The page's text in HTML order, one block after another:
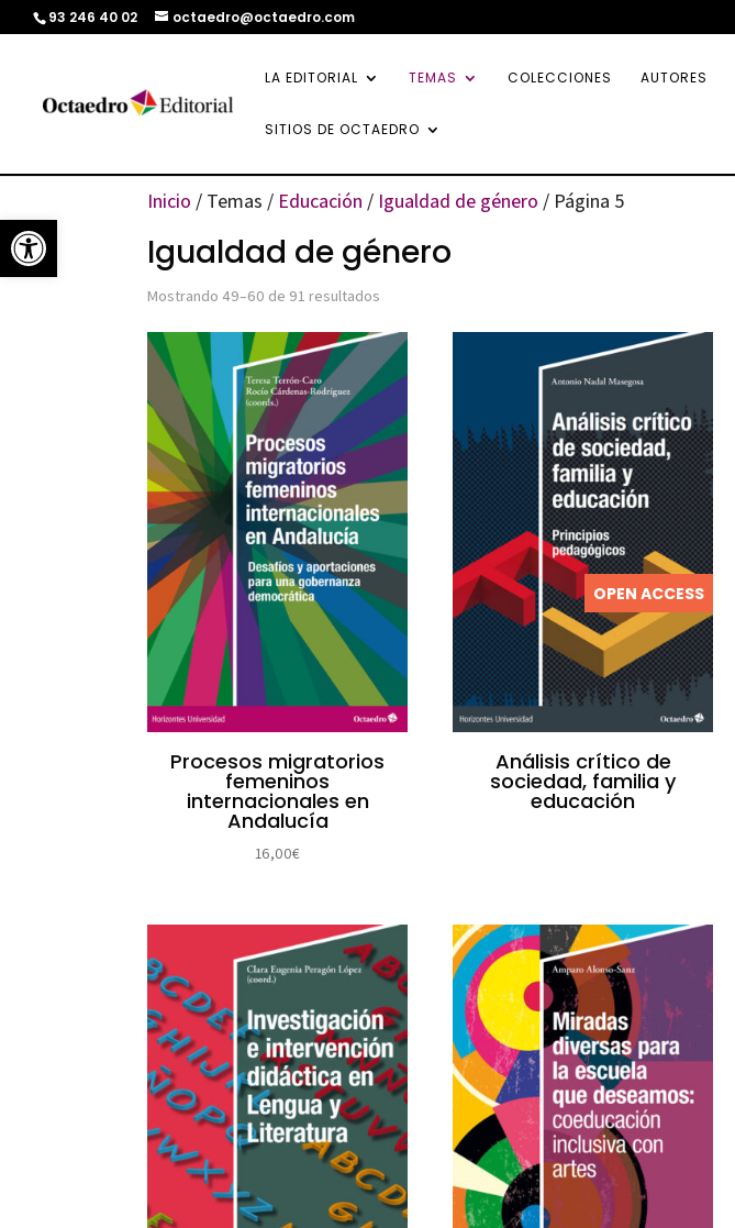
Abrir barra de herramientas
93 246 40 02 octaedro@octaedro.com
LA EDITORIAL TEMAS COLECCIONES AUTORES
SITIOS DE OCTAEDRO
Inicio / Temas / Educación / Igualdad de género / Página 5
Igualdad de género
Mostrando 49–60 de 91 resultados
por
los
últimos
Procesos migratorios
femeninos
internacionales en
Andalucía
16,00€
OPEN ACCESS
Análisis crítico de
sociedad, familia y
educación